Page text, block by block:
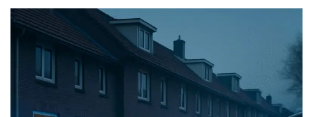
NIEUWS
Dageraid in Oost-Brabant en Oost-
Nederland: wat we weten en waarom
het ertoe doet